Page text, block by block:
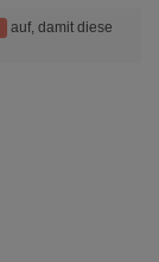
auf, damit diese